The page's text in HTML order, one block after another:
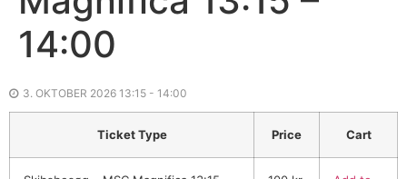
PRAKTISK
KØB BILLETTER
14:00
3. OKTOBER 2026 13:15 - 14:00
Ticket Type Price Cart